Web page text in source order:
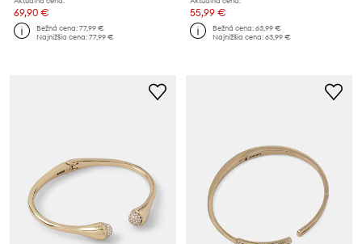
69,90 €
Bežná cena:77,99 €
Najnižšia cena:77,99 €
55,99 €
Bežná cena:63,99 €
Najnižšia cena:63,99 €